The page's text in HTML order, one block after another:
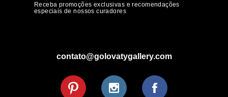
Receba promoções exclusivas e recomendações
especiais de nossos curadores
contato@golovatygallery.com